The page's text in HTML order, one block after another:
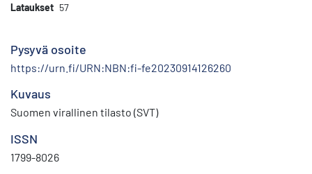
Lataukset 57
Pysyvä osoite
https://urn.fi/URN:NBN:fi-fe20230914126260
Kuvaus
Suomen virallinen tilasto (SVT)
ISSN
1799-8026